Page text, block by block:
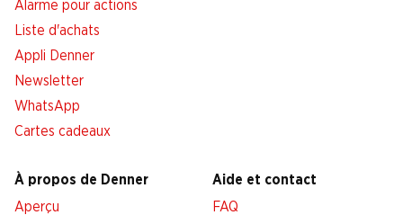
Alarme pour actions
Liste d'achats
Appli Denner
Newsletter
WhatsApp
Cartes cadeaux
À propos de Denner
Aperçu
Aide et contact
FAQ